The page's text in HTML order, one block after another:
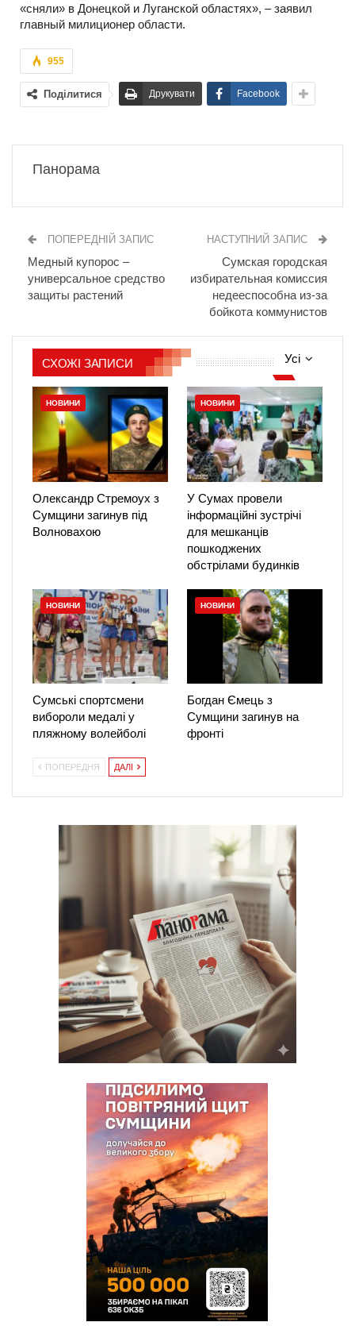
«сняли» в Донецкой и Луганской областях», – заявил
главный милиционер области.
955
Поділитися Друкувати Facebook
Панорама
ПОПЕРЕДНІЙ ЗАПИС
Медный купорос –
универсальное средство
защиты растений
НАСТУПНИЙ ЗАПИС
Сумская городская
избирательная комиссия
недееспособна из-за
бойкота коммунистов
Усі
СХОЖІ ЗАПИСИ
НОВИНИ
Олександр Стремоух з
Сумщини загинув під
Волновахою
НОВИНИ
У Сумах провели
інформаційні зустрічі
для мешканців
пошкоджених
обстрілами будинків
НОВИНИ
Сумські спортсмени
вибороли медалі у
пляжному волейболі
НОВИНИ
Богдан Ємець з
Сумщини загинув на
фронті
ПОПЕРЕДНЯ ДАЛІ